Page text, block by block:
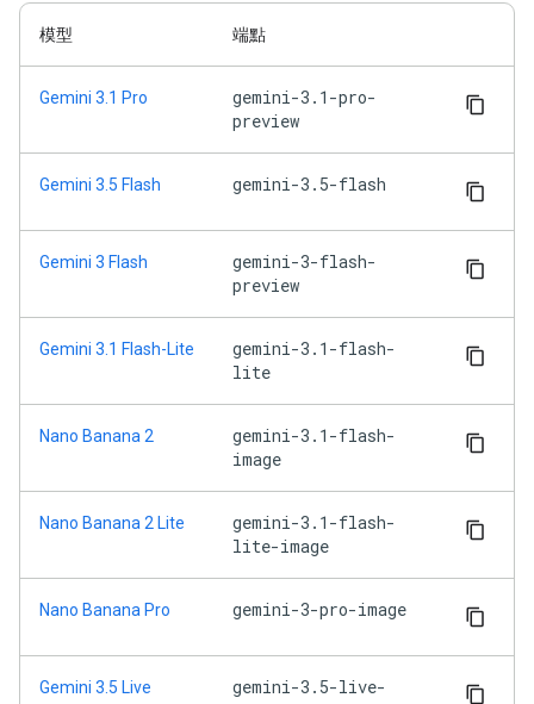
模型 端點
Gemini 3.1 Pro
gemini-3.1-pro-
preview
Gemini 3.5 Flash gemini-3.5-flash
Gemini 3 Flash
gemini-3-flash-
preview
Gemini 3.1 Flash-Lite
gemini-3.1-flash-
lite
Nano Banana 2
gemini-3.1-flash-
image
Nano Banana 2 Lite
gemini-3.1-flash-
lite-image
Nano Banana Pro gemini-3-pro-image
Gemini 3.5 Live
gemini-3.5-live-